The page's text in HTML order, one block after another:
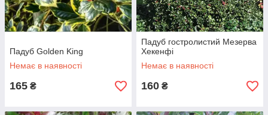
Падуб Golden King
Немає в наявності
165 ₴
Падуб гостролистий Мезерва
Хекенфі
Немає в наявності
160 ₴